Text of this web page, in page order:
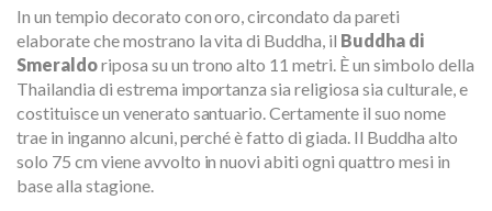
In un tempio decorato con oro, circondato da pareti
elaborate che mostrano la vita di Buddha, il Buddha di
Smeraldoriposa su un trono alto 11 metri. È un simbolo della
Thailandia di estrema importanza sia religiosa sia culturale, e
costituisce un venerato santuario. Certamente il suo nome
trae in inganno alcuni, perché è fatto di giada. Il Buddha alto
solo 75 cm viene avvolto in nuovi abiti ogni quattro mesi in
base alla stagione.